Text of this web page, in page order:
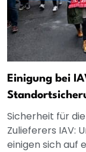
Einigung bei
Sicherheit für
Zulieferers IAV:
einigen sich auf